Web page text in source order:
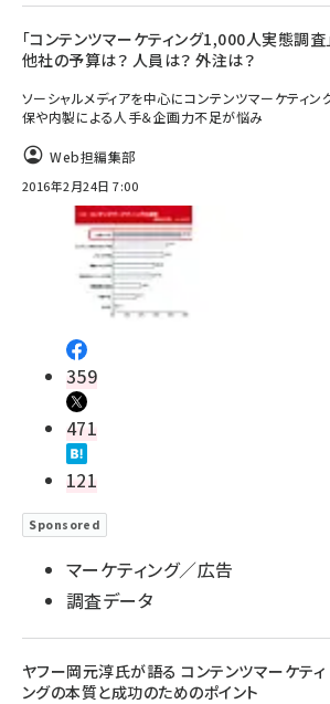
「コンテンツマーケティング1,000人実態調査」
他社の予算は？ 人員は？ 外注は？
ソーシャルメディアを中心にコンテンツマーケティン
保や内製による人手＆企画力不足が悩み
Web担編集部
2016年2月24日 7:00
359
471
121
Sponsored
マーケティング／広告
調査データ
ヤフー岡元淳氏が語る コンテンツマーケティ
ングの本質と成功のためのポイント